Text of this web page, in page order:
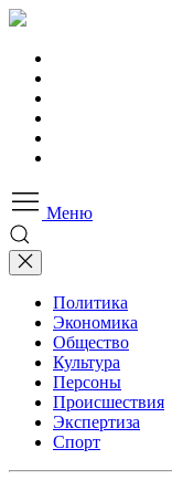
Меню
Политика
Экономика
Общество
Культура
Персоны
Происшествия
Экспертиза
Спорт